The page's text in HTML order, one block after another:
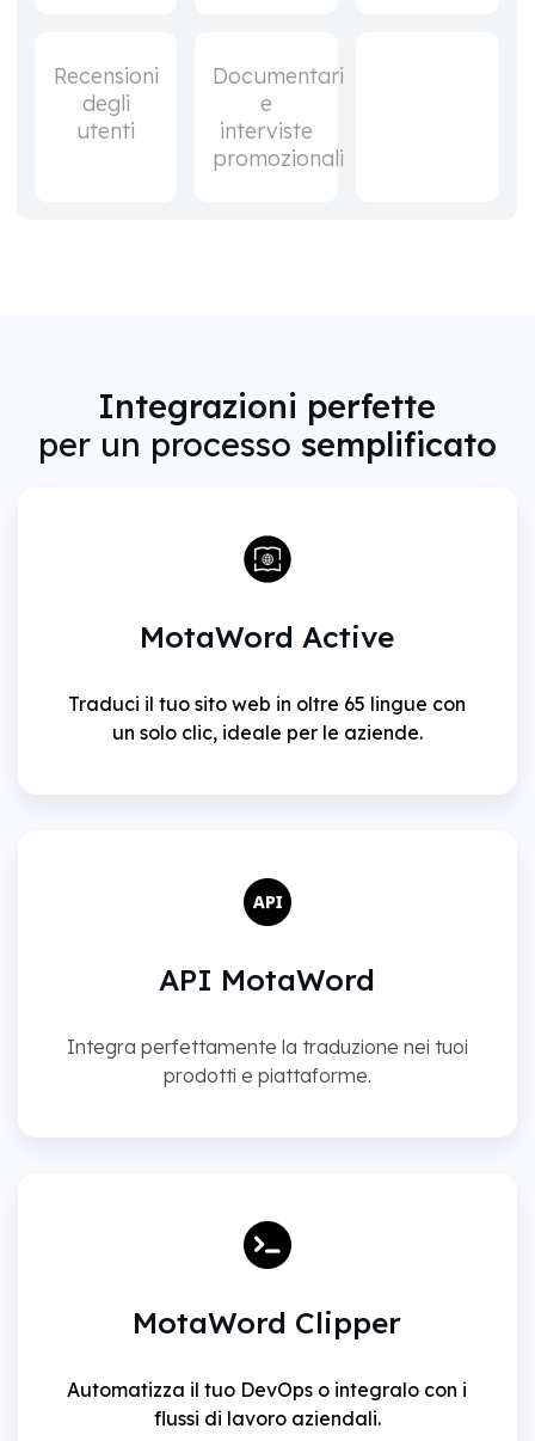
Recensioni
degli
utenti
Documentari
e
interviste
promozionali
Integrazioni perfette
per un processo semplificato
MotaWord Active
Traduci il tuo sito web in oltre 65 lingue con
un solo clic, ideale per le aziende.
API MotaWord
Integra perfettamente la traduzione nei tuoi
prodotti e piattaforme.
MotaWord Clipper
Automatizza il tuo DevOps o integralo con i
flussi di lavoro aziendali.